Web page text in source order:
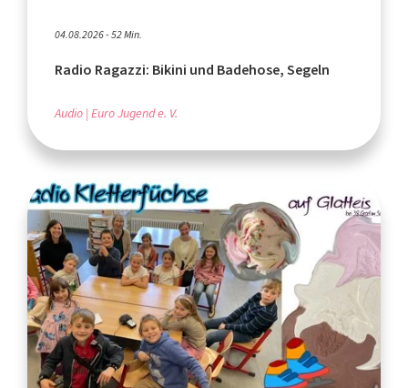
04.08.2026 - 52 Min.
Radio Ragazzi: Bikini und Badehose, Segeln
Audio Euro Jugend e. V.